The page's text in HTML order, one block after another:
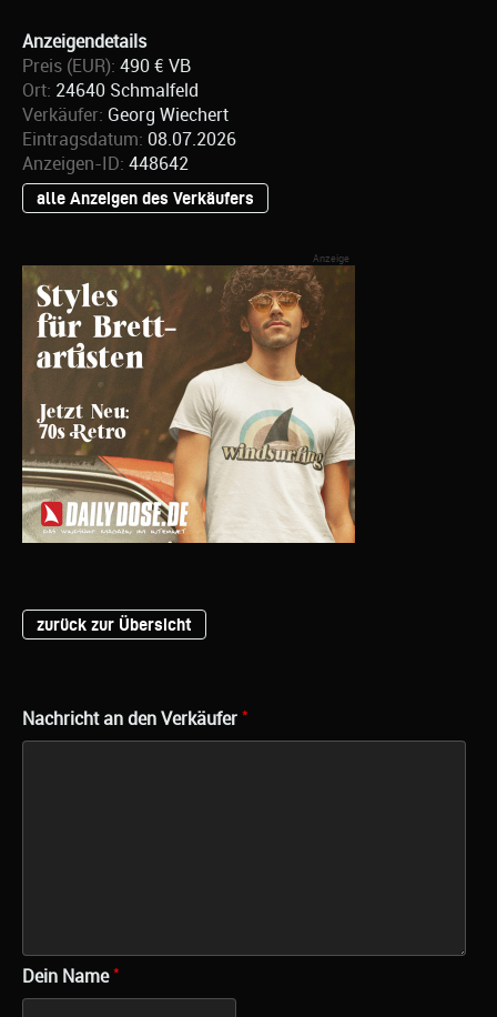
Anzeigendetails
Preis (EUR): 490 € VB
Ort: 24640 Schmalfeld
Verkäufer: Georg Wiechert
Eintragsdatum: 08.07.2026
Anzeigen-ID: 448642
alle Anzeigen des Verkäufers
zurück zur Übersicht
Nachricht an den Verkäufer *
Dein Name *